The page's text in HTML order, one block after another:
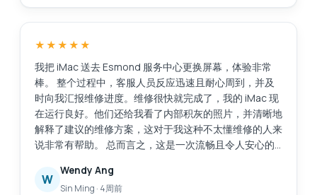
★★★★★
我把 iMac 送去 Esmond 服务中心更换屏幕，体验非常
棒。 整个过程中，客服人员反应迅速且耐心周到，并及
时向我汇报维修进度。维修很快就完成了，我的 iMac 现
在运行良好。他们还给我看了内部积灰的照片，并清晰地
解释了建议的维修方案，这对于我这种不太懂维修的人来
说非常有帮助。 总而言之，这是一次流畅且令人安心的
W
Wendy Ang
Sin Ming · 4周前